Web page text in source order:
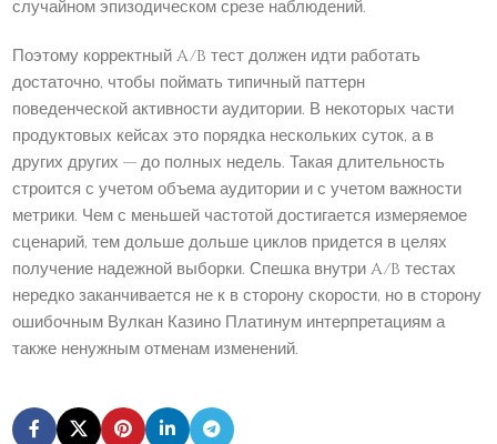
случайном эпизодическом срезе наблюдений.
Поэтому корректный A/B тест должен идти работать
достаточно, чтобы поймать типичный паттерн
поведенческой активности аудитории. В некоторых части
продуктовых кейсах это порядка нескольких суток, а в
других других — до полных недель. Такая длительность
строится с учетом объема аудитории и с учетом важности
метрики. Чем с меньшей частотой достигается измеряемое
сценарий, тем дольше дольше циклов придется в целях
получение надежной выборки. Спешка внутри A/B тестах
нередко заканчивается не к в сторону скорости, но в сторону
ошибочным Вулкан Казино Платинум интерпретациям а
также ненужным отменам изменений.